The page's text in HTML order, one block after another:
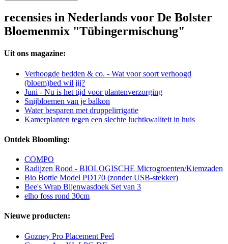
recensies in Nederlands voor De Bolster
Bloemenmix "Tübingermischung"
Uit ons magazine:
Verhoogde bedden & co. - Wat voor soort verhoogd
(bloem)bed wil jij?
Juni - Nu is het tijd voor plantenverzorging
Snijbloemen van je balkon
Water besparen met druppelirrigatie
Kamerplanten tegen een slechte luchtkwaliteit in huis
Ontdek Bloomling:
COMPO
Radijzen Rood - BIOLOGISCHE Microgroenten/Kiemzaden
Bio Bottle Model PD170 (zonder USB-stekker)
Bee's Wrap Bijenwasdoek Set van 3
elho foss rond 30cm
Nieuwe producten:
Gozney Pro Placement Peel